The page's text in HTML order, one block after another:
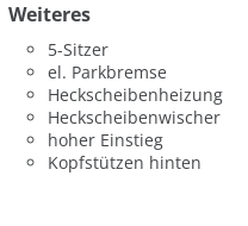
Weiteres
5-Sitzer
el. Parkbremse
Heckscheibenheizung
Heckscheibenwischer
hoher Einstieg
Kopfstützen hinten